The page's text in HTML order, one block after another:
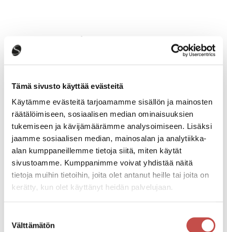
Tämä sivusto käyttää evästeitä
Käytämme evästeitä tarjoamamme sisällön ja mainosten
räätälöimiseen, sosiaalisen median ominaisuuksien
tukemiseen ja kävijämäärämme analysoimiseen. Lisäksi
jaamme sosiaalisen median, mainosalan ja analytiikka-
alan kumppaneillemme tietoja siitä, miten käytät
sivustoamme. Kumppanimme voivat yhdistää näitä
tietoja muihin tietoihin, joita olet antanut heille tai joita on
kerätty, kun olet käyttänyt heidän palvelujaan.
valinta
Välttämätön
Tapahtumatiedot
Saarijärven Latu ry
Viikottainen lenkki on kestoltaan 1,5 – 2 tuntia.
Ajankohta on maanantaisin klo 18 ellei toisin mainita.
Kausi alkaa toukokuussa ja jatkuu syksylle kelien
mukaan.
Katso kaikki tapahtumat